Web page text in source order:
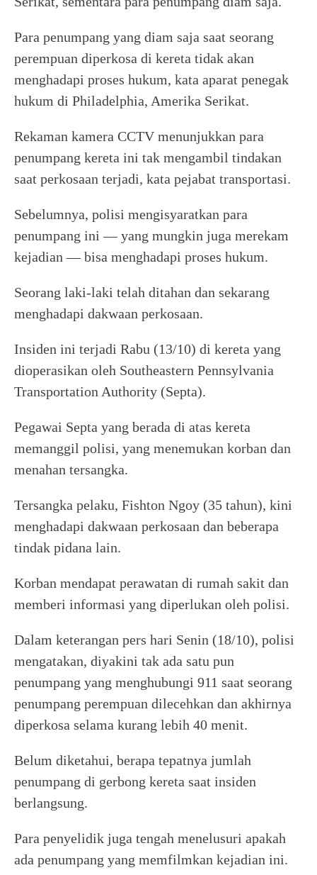
Para penumpang yang diam saja saat seorang
perempuan diperkosa di kereta tidak akan
menghadapi proses hukum, kata aparat penegak
hukum di Philadelphia, Amerika Serikat.
Rekaman kamera CCTV menunjukkan para
penumpang kereta ini tak mengambil tindakan
saat perkosaan terjadi, kata pejabat transportasi.
Sebelumnya, polisi mengisyaratkan para
penumpang ini — yang mungkin juga merekam
kejadian — bisa menghadapi proses hukum.
Seorang laki-laki telah ditahan dan sekarang
menghadapi dakwaan perkosaan.
Insiden ini terjadi Rabu (13/10) di kereta yang
dioperasikan oleh Southeastern Pennsylvania
Transportation Authority (Septa).
Pegawai Septa yang berada di atas kereta
memanggil polisi, yang menemukan korban dan
menahan tersangka.
Tersangka pelaku, Fishton Ngoy (35 tahun), kini
menghadapi dakwaan perkosaan dan beberapa
tindak pidana lain.
Korban mendapat perawatan di rumah sakit dan
memberi informasi yang diperlukan oleh polisi.
Dalam keterangan pers hari Senin (18/10), polisi
mengatakan, diyakini tak ada satu pun
penumpang yang menghubungi 911 saat seorang
penumpang perempuan dilecehkan dan akhirnya
diperkosa selama kurang lebih 40 menit.
Belum diketahui, berapa tepatnya jumlah
penumpang di gerbong kereta saat insiden
berlangsung.
Para penyelidik juga tengah menelusuri apakah
ada penumpang yang memfilmkan kejadian ini.